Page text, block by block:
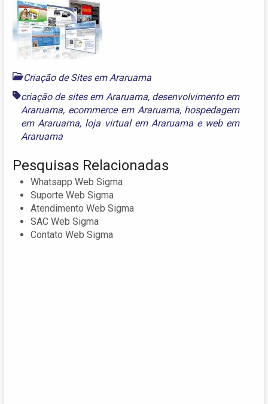
Criação de Sites em Araruama
criação de sites em Araruama, desenvolvimento em
Araruama, ecommerce em Araruama, hospedagem
em Araruama, loja virtual em Araruamae web em
Araruama
Pesquisas Relacionadas
Whatsapp Web Sigma
Suporte Web Sigma
Atendimento Web Sigma
SAC Web Sigma
Contato Web Sigma